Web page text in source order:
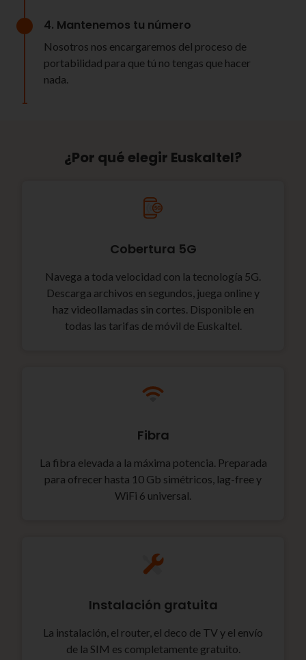
4. Mantenemos tu número
Nosotros nos encargaremos del proceso de
portabilidad para que tú no tengas que hacer
nada.
¿Por qué elegir Euskaltel?
Cobertura 5G
Navega a toda velocidad con la tecnología 5G.
Descarga archivos en segundos, juega online y
haz videollamadas sin cortes. Disponible en
todas las tarifas de móvil de Euskaltel.
Fibra
La fibra elevada a la máxima potencia. Preparada
para ofrecer hasta 10 Gb simétricos, lag-free y
WiFi 6 universal.
Instalación gratuita
La instalación, el router, el deco de TV y el envío
de la SIM es completamente gratuito.